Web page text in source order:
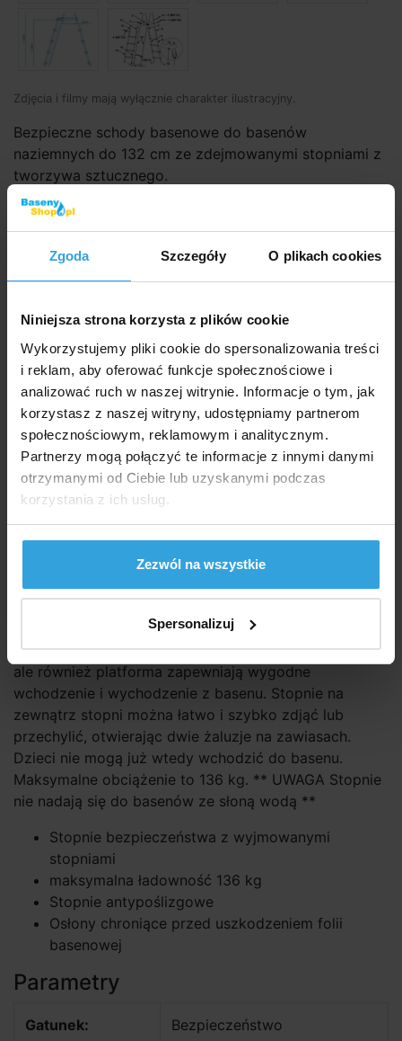
Zgoda Szczegóły O plikach cookies
Niniejsza strona korzysta z plików cookie
Wykorzystujemy pliki cookie do spersonalizowania treści
i reklam, aby oferować funkcje społecznościowe i
analizować ruch w naszej witrynie. Informacje o tym, jak
korzystasz z naszej witryny, udostępniamy partnerom
społecznościowym, reklamowym i analitycznym.
Partnerzy mogą połączyć te informacje z innymi danymi
otrzymanymi od Ciebie lub uzyskanymi podczas
korzystania z ich usług.
Zezwól na wszystkie
Spersonalizuj
Zdjęcia i filmy mają wyłącznie charakter ilustracyjny.
Bezpieczne schody basenowe do basenów
naziemnych do 132 cm ze zdejmowanymi stopniami z
tworzywa sztucznego.
Kod produktu:
Marka: INTEX
Dostępność:
339,02 zł bez VAT 417,- zł
do koszyka
Zapytaj sprzedawcę
Szczegółowy opis
Szczegółowy opi
rury stalowej do basenów naziemnych o wysokości
ściany do 132 cm. Nie tylko stopnie antypoślizgowe,
ale również platforma zapewniają wygodne
wchodzenie i wychodzenie z basenu. Stopnie na
zewnątrz stopni można łatwo i szybko zdjąć lub
przechylić, otwierając dwie żaluzje na zawiasach.
Dzieci nie mogą już wtedy wchodzić do basenu.
Maksymalne obciążenie to 136 kg. ** UWAGA Stopnie
nie nadają się do basenów ze słoną wodą **
Stopnie bezpieczeństwa z wyjmowanymi
stopniami
maksymalna ładowność 136 kg
Stopnie antypoślizgowe
Osłony chroniące przed uszkodzeniem folii
basenowej
Parametry
Gatunek: Bezpieczeństwo